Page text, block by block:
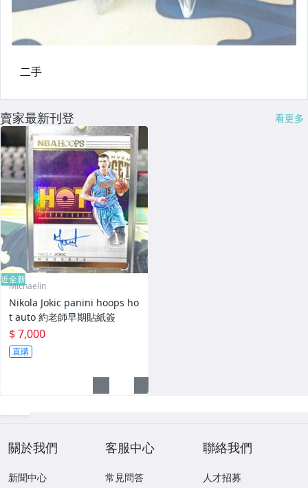
賣家最新刊登 看更多
近全新
Michaelin
Nikola Jokic panini hoops ho
t auto 約老師早期貼紙簽
$ 7,000
直購
關於我們
新聞中心
客服中心
常見問答
聯絡我們
人才招募